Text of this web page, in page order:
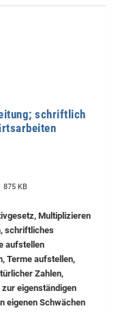
schriftlich
875 KB
Multiplizieren
schriftliches
aufstellen
Terme aufstellen,
Zahlen,
zur eigenständigen
eigenen Schwächen